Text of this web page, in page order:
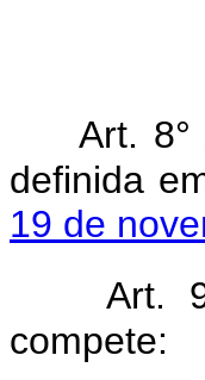
Art.
definida
19 de
Art.
compete: